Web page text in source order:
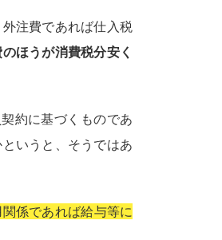
注費であれば仕入税
ほうが消費税分安く
約に基づくものであ
いうと、そうではあ
係であれば給与等に